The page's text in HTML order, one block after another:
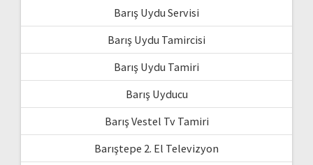
Barış Uydu Servisi
Barış Uydu Tamircisi
Barış Uydu Tamiri
Barış Uyducu
Barış Vestel Tv Tamiri
Barıştepe 2. El Televizyon